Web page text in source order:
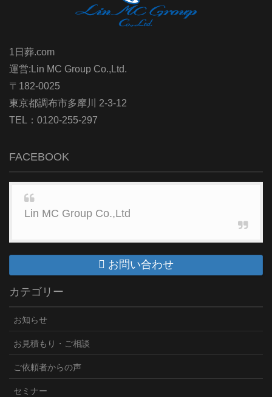
1日葬.com
運営:Lin MC Group Co.,Ltd.
〒182-0025
東京都調布市多摩川 2-3-12
TEL：0120-255-297
FACEBOOK
Lin MC Group Co.,Ltd
お問い合わせ
カテゴリー
お知らせ
お見積もり・ご相談
ご依頼者からの声
セミナー